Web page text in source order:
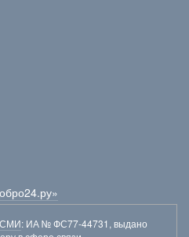
СМИ: ИА № ФС77-44731, выдано